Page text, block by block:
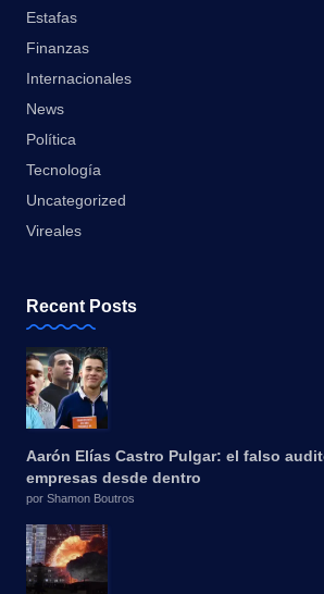
Estafas
Finanzas
Internacionales
News
Política
Tecnología
Uncategorized
Vireales
Recent Posts
Aarón Elías Castro Pulgar: el falso
empresas desde dentro
por Shamon Boutros